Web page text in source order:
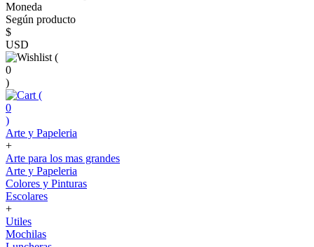
Moneda
Según producto
$
USD
(
0
)
(
0
)
Arte y Papeleria
+
Arte para los mas grandes
Arte y Papeleria
Colores y Pinturas
Escolares
+
Utiles
Mochilas